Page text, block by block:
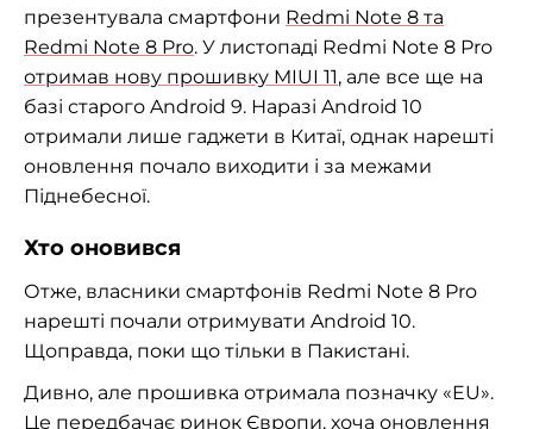
презентувала смартфони Redmi Note 8 та
Redmi Note 8 Pro. У листопаді Redmi Note 8 Pro
отримав нову прошивку MIUI 11, але все ще на
базі старого Android 9. Наразі Android 10
отримали лише гаджети в Китаї, однак нарешті
оновлення почало виходити і за межами
Піднебесної.
Хто оновився
Отже, власники смартфонів Redmi Note 8 Pro
нарешті почали отримувати Android 10.
Щоправда, поки що тільки в Пакистані.
Дивно, але прошивка отримала позначку «EU».
Це передбачає ринок Європи, хоча оновлення